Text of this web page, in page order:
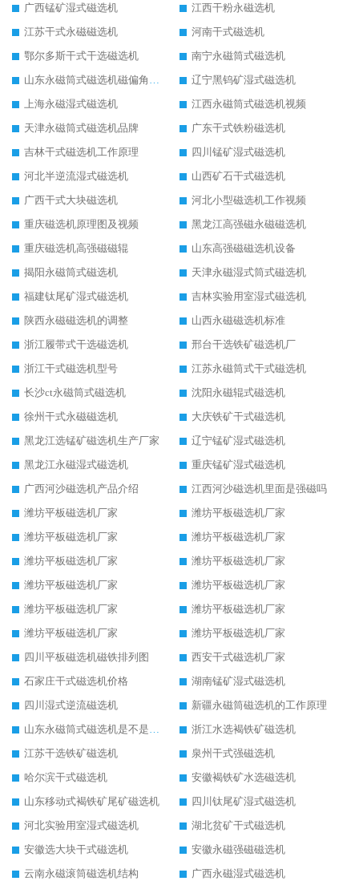
广西锰矿湿式磁选机
江西干粉永磁选机
江苏干式永磁磁选机
河南干式磁选机
鄂尔多斯干式干选磁选机
南宁永磁筒式磁选机
山东永磁筒式磁选机磁偏角怎么调整
辽宁黑钨矿湿式磁选机
上海永磁湿式磁选机
江西永磁筒式磁选机视频
天津永磁筒式磁选机品牌
广东干式铁粉磁选机
吉林干式磁选机工作原理
四川锰矿湿式磁选机
河北半逆流湿式磁选机
山西矿石干式磁选机
广西干式大块磁选机
河北小型磁选机工作视频
重庆磁选机原理图及视频
黑龙江高强磁永磁磁选机
重庆磁选机高强磁磁辊
山东高强磁磁选机设备
揭阳永磁筒式磁选机
天津永磁湿式筒式磁选机
福建钛尾矿湿式磁选机
吉林实验用室湿式磁选机
陕西永磁磁选机的调整
山西永磁磁选机标准
浙江履带式干选磁选机
邢台干选铁矿磁选机厂
浙江干式磁选机型号
江苏永磁筒式干式磁选机
长沙ct永磁筒式磁选机
沈阳永磁辊式磁选机
徐州干式永磁磁选机
大庆铁矿干式磁选机
黑龙江选锰矿磁选机生产厂家
辽宁锰矿湿式磁选机
黑龙江永磁湿式磁选机
重庆锰矿湿式磁选机
广西河沙磁选机产品介绍
江西河沙磁选机里面是强磁吗
潍坊平板磁选机厂家
潍坊平板磁选机厂家
潍坊平板磁选机厂家
潍坊平板磁选机厂家
潍坊平板磁选机厂家
潍坊平板磁选机厂家
潍坊平板磁选机厂家
潍坊平板磁选机厂家
潍坊平板磁选机厂家
潍坊平板磁选机厂家
潍坊平板磁选机厂家
潍坊平板磁选机厂家
四川平板磁选机磁铁排列图
西安干式磁选机厂家
石家庄干式磁选机价格
湖南锰矿湿式磁选机
四川湿式逆流磁选机
新疆永磁筒磁选机的工作原理
山东永磁筒式磁选机是不是强磁
浙江水选褐铁矿磁选机
江苏干选铁矿磁选机
泉州干式强磁选机
哈尔滨干式磁选机
安徽褐铁矿水选磁选机
山东移动式褐铁矿尾矿磁选机
四川钛尾矿湿式磁选机
河北实验用室湿式磁选机
湖北贫矿干式磁选机
安徽选大块干式磁选机
安徽永磁强磁磁选机
云南永磁滚筒磁选机结构
广西永磁湿式磁选机